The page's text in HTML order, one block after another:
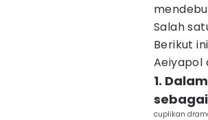
Salah
Berikut
Aeiyapol
1.
cuplikan